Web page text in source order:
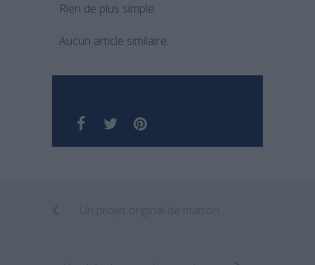
Rien de plus simple.
Aucun article similaire.